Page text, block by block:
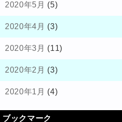
2020年5月 (5)
2020年4月 (3)
2020年3月 (11)
2020年2月 (3)
2020年1月 (4)
ブックマーク